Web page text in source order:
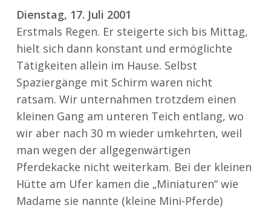
Dienstag, 17. Juli 2001
Erstmals Regen. Er steigerte sich bis Mittag,
hielt sich dann konstant und ermöglichte
Tätigkeiten allein im Hause. Selbst
Spaziergänge mit Schirm waren nicht
ratsam. Wir unternahmen trotzdem einen
kleinen Gang am unteren Teich entlang, wo
wir aber nach 30 m wieder umkehrten, weil
man wegen der allgegenwärtigen
Pferdekacke nicht weiterkam. Bei der kleinen
Hütte am Ufer kamen die „Miniaturen“ wie
Madame sie nannte (kleine Mini-Pferde)